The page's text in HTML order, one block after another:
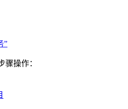
”
骤操作：